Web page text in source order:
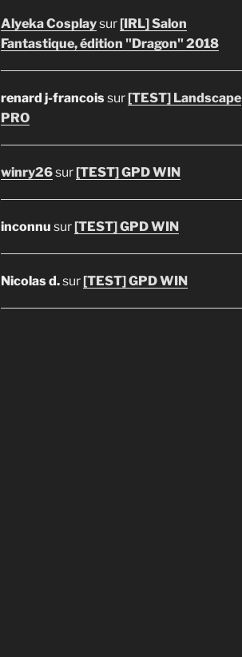
Alyeka Cosplaysur [IRL] Salon
Fantastique, édition "Dragon" 2018
renard j-francoissur [TEST] Landscape
PRO
winry26sur [TEST] GPD WIN
inconnu sur [TEST] GPD WIN
Nicolas d.sur [TEST] GPD WIN